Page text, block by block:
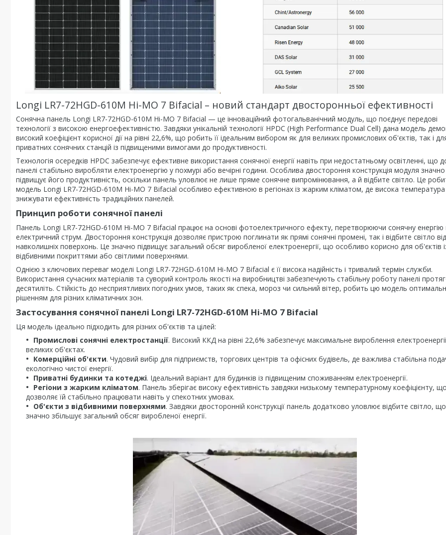
Longi LR7-72HGD-610M Hi-MO 7 Bifacial – новий стандарт двосторонньої ефективності
Сонячна панель Longi LR7-72HGD-610M Hi-MO 7 Bifacial — це інноваційний фотогальванічний модуль, що поєднує передові
технології з високою енергоефективністю. Завдяки унікальній технології HPDC (High Performance Dual Cell) дана модель
високий коефіцієнт корисної дії на рівні 22,6%, що робить її ідеальним вибором як для великих промислових об'єктів, так і
приватних сонячних станцій із підвищеними вимогами до продуктивності.
Технологія осередків HPDC забезпечує ефективне використання сонячної енергії навіть при недостатньому освітленні, що
панелі стабільно виробляти електроенергію у похмурі або вечірні години. Особлива двостороння конструкція модуля значно
підвищує його продуктивність, оскільки панель уловлює не лише пряме сонячне випромінювання, а й відбите світло. Це
модель Longi LR7-72HGD-610M Hi-MO 7 Bifacial особливо ефективною в регіонах із жарким кліматом, де висока
знижувати ефективність традиційних панелей.
Принцип роботи сонячної панелі
Панель Longi LR7-72HGD-610M Hi-MO 7 Bifacial працює на основі фотоелектричного ефекту, перетворюючи сонячну енергію
електричний струм. Двостороння конструкція дозволяє пристрою поглинати як прямі сонячні промені, так і відбите світло від
навколишніх поверхонь. Це значно підвищує загальний обсяг виробленої електроенергії, що особливо корисно для об'єктів
відбивними покриттями або світлими поверхнями.
Однією з ключових переваг моделі Longi LR7-72HGD-610M Hi-MO 7 Bifacial є її висока надійність і тривалий термін служби.
Використання сучасних матеріалів та суворий контроль якості на виробництві забезпечують стабільну роботу панелі
десятиліть. Стійкість до несприятливих погодних умов, таких як спека, мороз чи сильний вітер, робить цю модель
рішенням для різних кліматичних зон.
Застосування сонячної панелі Longi LR7-72HGD-610M Hi-MO 7 Bifacial
Ця модель ідеально підходить для різних об'єктів та цілей:
Промислові сонячні електростанції. Високий ККД на рівні 22,6% забезпечує максимальне вироблення
великих об'єктах.
Комерційні об'єкти. Чудовий вибір для підприємств, торгових центрів та офісних будівель, де важлива стабільна
екологічно чистої енергії.
Приватні будинки та котеджі. Ідеальний варіант для будинків із підвищеним споживанням електроенергії.
Регіони з жарким кліматом. Панель зберігає високу ефективність завдяки низькому температурному коефіцієнту,
дозволяє їй стабільно працювати навіть у спекотних умовах.
Об'єкти з відбивними поверхнями. Завдяки двосторонній конструкції панель додатково уловлює відбите світло, що
значно збільшує загальний обсяг виробленої енергії.